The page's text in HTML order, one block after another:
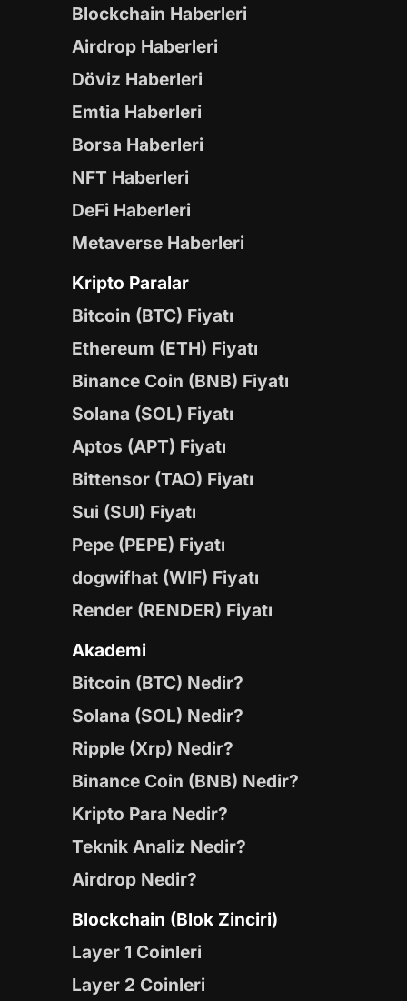
Blockchain Haberleri
Airdrop Haberleri
Döviz Haberleri
Emtia Haberleri
Borsa Haberleri
NFT Haberleri
DeFi Haberleri
Metaverse Haberleri
Kripto Paralar
Bitcoin (BTC) Fiyatı
Ethereum (ETH) Fiyatı
Binance Coin (BNB) Fiyatı
Solana (SOL) Fiyatı
Aptos (APT) Fiyatı
Bittensor (TAO) Fiyatı
Sui (SUI) Fiyatı
Pepe (PEPE) Fiyatı
dogwifhat (WIF) Fiyatı
Render (RENDER) Fiyatı
Akademi
Bitcoin (BTC) Nedir?
Solana (SOL) Nedir?
Ripple (Xrp) Nedir?
Binance Coin (BNB) Nedir?
Kripto Para Nedir?
Teknik Analiz Nedir?
Airdrop Nedir?
Blockchain (Blok Zinciri)
Layer 1 Coinleri
Layer 2 Coinleri